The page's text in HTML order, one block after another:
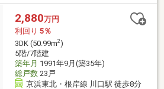
2,880万円
利回り 5％
3DK (50.99m2)
5階/7階建
築年月 1991年9月(築35年)
総戸数23戸
京浜東北・根岸線 川口駅 徒歩8分